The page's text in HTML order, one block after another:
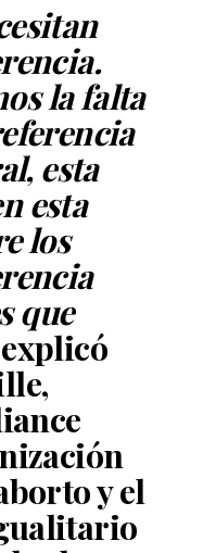
la falta
esta
esta
los
que
y el